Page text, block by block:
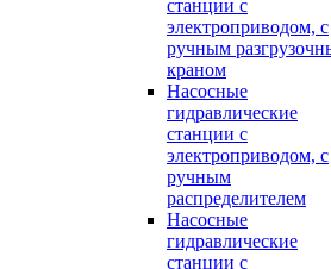
станции с
электроприводом, с
ручным
краном
Насосные
гидравлические
станции с
электроприводом, с
ручным
распределителем
Насосные
гидравлические
станции с